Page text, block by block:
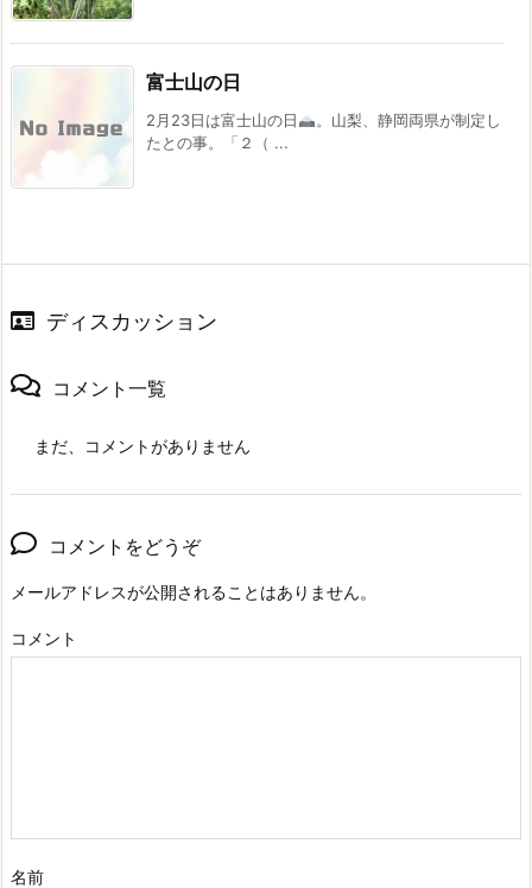
富士山の日
2月23日は富士山の日
。山梨、静岡両県が制定し
たとの事。「２（ ...
ディスカッション
コメント一覧
まだ、コメントがありません
コメントをどうぞ
メールアドレスが公開されることはありません。
コメント
名前